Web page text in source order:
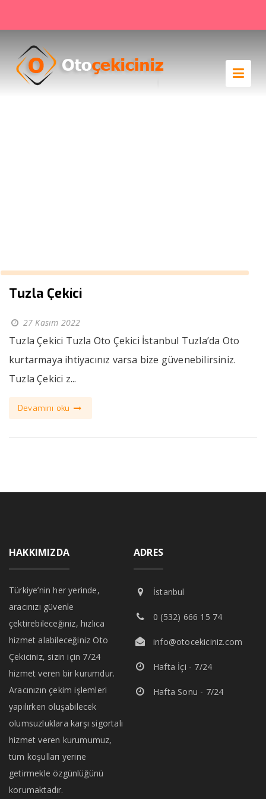
Tuzla Çekici
27 Kasım 2022
Tuzla Çekici Tuzla Oto Çekici İstanbul Tuzla’da Oto
kurtarmaya ihtiyacınız varsa bize güvenebilirsiniz.
Tuzla Çekici z...
Devamını oku
HAKKIMIZDA
Türkiye’nin her yerinde,
aracınızı güvenle
çektirebileceğiniz, hızlıca
hizmet alabileceğiniz Oto
Çekiciniz, sizin için 7/24
hizmet veren bir kurumdur.
Aracınızın çekim işlemleri
yapılırken oluşabilecek
olumsuzluklara karşı sigortalı
hizmet veren kurumumuz,
tüm koşulları yerine
getirmekle özgünlüğünü
korumaktadır.
ADRES
İstanbul
0 (532) 666 15 74
info@otocekiciniz.com
Hafta İçi - 7/24
Hafta Sonu - 7/24